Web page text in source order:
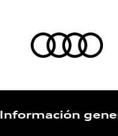
Información